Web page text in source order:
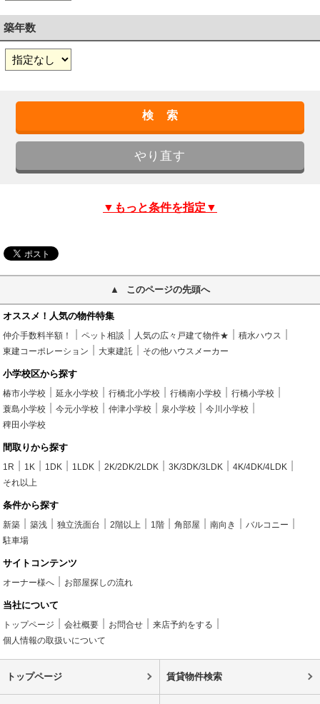
築年数
▼もっと条件を指定▼
このページの先頭へ
オススメ！人気の物件特集
仲介手数料半額！ ペット相談 人気の広々戸建て物件★
積水ハウス
東建コーポレーション
大東建託 その他ハウスメーカー
小学校区から探す
椿市小学校 延永小学校 行橋北小学校 行橋南小学校
行橋小学校
蓑島小学校
今元小学校 仲津小学校 泉小学校
今川小学校
稗田小学校
間取りから探す
1R 1K 1DK 1LDK 2K/2DK/2LDK 3K/3DK/3LDK
4K/4DK/4LDK
それ以上
条件から探す
新築 築浅 独立洗面台 2階以上 1階 角部屋 南向き
バルコニー
駐車場
サイトコンテンツ
オーナー様へ お部屋探しの流れ
当社について
トップページ 会社概要 お問合せ
来店予約をする
個人情報の取扱いについて
トップページ 賃貸物件検索